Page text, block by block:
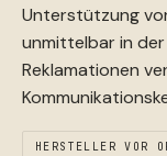
Unterstützung
unmittelbar in
Reklamationen
HERSTELLER VOR